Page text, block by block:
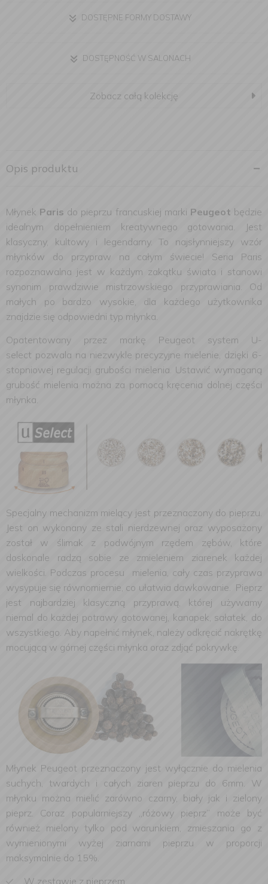
DOSTĘPNE FORMY DOSTAWY
DOSTĘPNOŚĆ W SALONACH
Zobacz całą kolekcję
Opis produktu
Młynek Paris do pieprzu francuskiej marki Peugeot będzie
idealnym dopełnieniem kreatywnego gotowania. Jest
klasyczny, kultowy i legendarny. To najsłynniejszy wzór
młynków do przypraw na całym świecie! Seria Paris
rozpoznawalna jest w każdym zakątku świata i stanowi
synonim prawdziwie mistrzowskiego przyprawiania. Od
małych po bardzo wysokie, dla każdego użytkownika
znajdzie się odpowiedni typ młynka.
Opatentowany przez markę Peugeot system U-
select pozwala na niezwykle precyzyjne mielenie, dzięki 6-
stopniowej regulacji grubości mielenia. Ustawić wymaganą
grubość mielenia można za pomocą kręcenia dolnej części
młynka.
Specjalny mechanizm mielący jest przeznaczony do pieprzu.
Jest on wykonany ze stali nierdzewnej oraz wyposażony
został w ślimak z podwójnym rzędem zębów, które
doskonale radzą sobie ze zmieleniem ziarenek każdej
wielkości. Podczas procesu mielenia, cały czas przyprawa
wysypuje się równomiernie, co ułatwia dawkowanie. Pieprz
jest najbardziej klasyczną przyprawą, której używamy
niemal do każdej potrawy gotowanej, kanapek, sałatek, do
wszystkiego. Aby napełnić młynek, należy odkręcić nakrętkę
mocującą w górnej części młynka oraz zdjąć pokrywkę.
Młynek Peugeot przeznaczony jest wyłącznie do mielenia
suchych, twardych i całych ziaren pieprzu do 6mm. W
młynku można mielić zarówno czarny, biały jak i zielony
pieprz. Coraz popularniejszy „różowy pieprz” może być
również mielony tylko pod warunkiem, zmieszania go z
wymienionymi wyżej ziarnami pieprzu w proporcji
maksymalnie do 15%.
W zestawie z pieprzem.